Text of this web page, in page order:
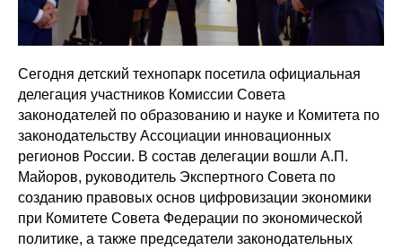
Сегодня детский технопарк посетила официальная
делегация участников Комиссии Совета
законодателей по образованию и науке и Комитета по
законодательству Ассоциации инновационных
регионов России. В состав делегации вошли А.П.
Майоров, руководитель Экспертного Совета по
созданию правовых основ цифровизации экономики
при Комитете Совета Федерации по экономической
политике, а также председатели законодательных